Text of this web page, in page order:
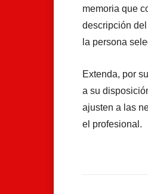
memoria que
descripción
la persona
Extenda, por
a su
ajusten a las
el profesional.